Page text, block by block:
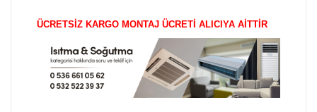
ÜCRETSİZ KARGO MONTAJ ÜCRETİ ALICIYA AİTTİR